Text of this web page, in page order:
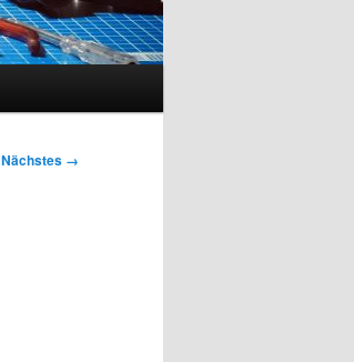
Nächstes →